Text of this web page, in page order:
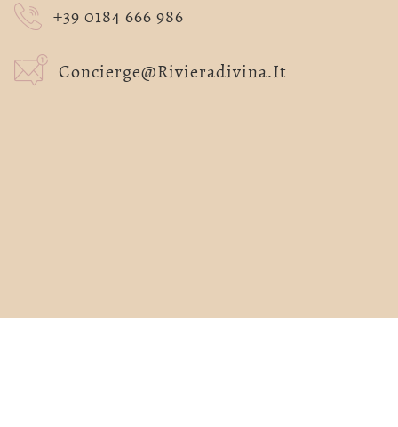
+39 0184 666 986
Concierge@rivieradivina.it